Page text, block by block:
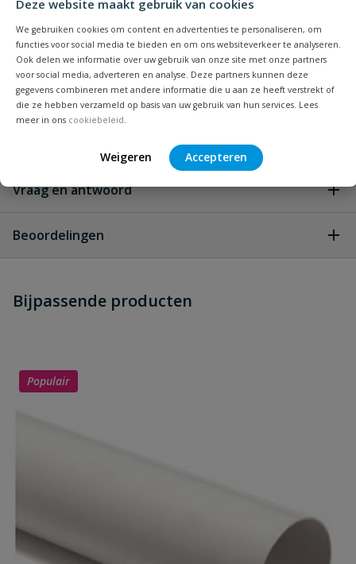
Deze website maakt gebruik van cookies
We gebruiken cookies om content en advertenties te personaliseren, om
functies voor social media te bieden en om ons websiteverkeer te analyseren.
Ook delen we informatie over uw gebruik van onze site met onze partners
voor social media, adverteren en analyse. Deze partners kunnen deze
gegevens combineren met andere informatie die u aan ze heeft verstrekt of
die ze hebben verzameld op basis van uw gebruik van hun services. Lees
meer in ons cookiebeleid.
Weigeren Accepteren
Keurmerk KOMO
Lengte 4 meter
Vraag en antwoord
dit product?
Beoordelingen
Schrijf zelf een beoordeling
Uw waardering:
Bijpassende producten
Populair